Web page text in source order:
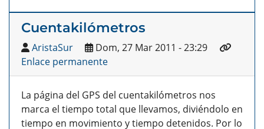
Cuentakilómetros
AristaSur
Dom, 27 Mar 2011 - 23:29
Enlace permanente
La página del GPS del cuentakilómetros nos
marca el tiempo total que llevamos, diviéndolo en
tiempo en movimiento y tiempo detenidos. Por lo